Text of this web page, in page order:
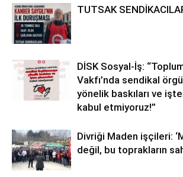
TUTSAK
DİSK Sosyal-İş:
Vakfı’nda sendikal
yönelik baskıları ve
kabul etmiyoruz!”
Divriği Maden işçileri:
değil, bu toprakların